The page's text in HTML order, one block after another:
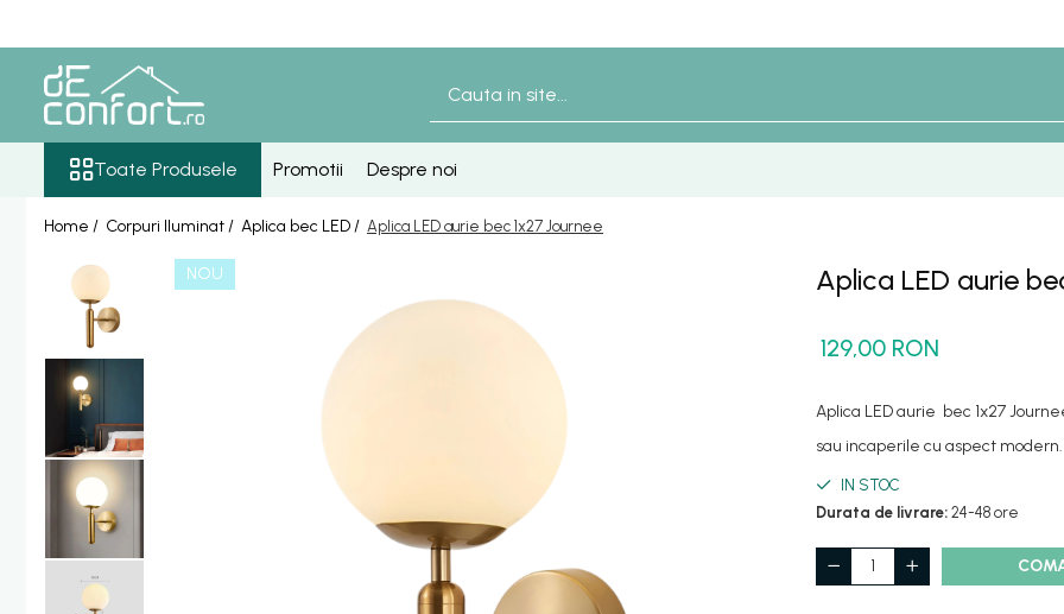
Toate Produsele
Baterii Sanitare
Senzori lavoar - pisoar
Baterie lavoar senzor
Baterie pisoar senzor
Accesorii baterii senzor
Baterii bronz antic
Baterie retro blat
Baterie bronz lavoar
Baterie bronz perete
Baterii lavoar
Baterie Bucatarie
Componente Dus
Furtun dus
Set dus complet echipat
Toate Produsele Promotii Despre noi
Home / Corpuri Iluminat / Aplica bec LED / Aplica LED aurie bec 1x27 Journee
Aplica LED aurie
NOU
129,00 RON
Aplica LED aurie bec 1x27
sau incaperile cu aspect modern.
IN STOC
Durata de livrare: 24-48 ore